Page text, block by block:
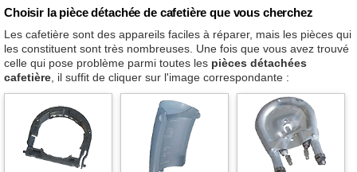
Choisir la pièce détachée de cafetière que vous cherchez
Les cafetière sont des appareils faciles à réparer, mais les pièces qui
les constituent sont très nombreuses. Une fois que vous avez trouvé
celle qui pose problème parmi toutes les pièces détachées
cafetière , il suffit de cliquer sur l'image correspondante :